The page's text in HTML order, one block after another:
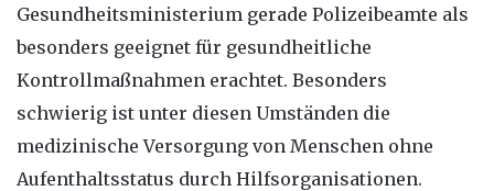
Gesundheitsministerium gerade Polizeibeamte als
besonders geeignet für gesundheitliche
Kontrollmaßnahmen erachtet. Besonders
schwierig ist unter diesen Umständen die
medizinische Versorgung von Menschen ohne
Aufenthaltsstatus durch Hilfsorganisationen.